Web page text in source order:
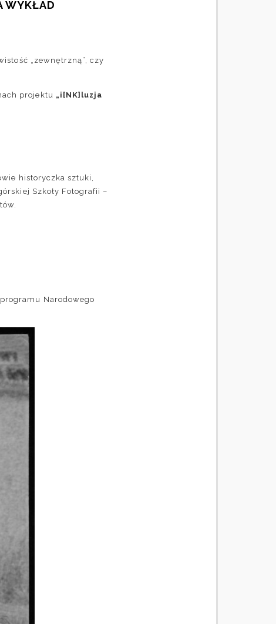
WYKŁAD
„zewnętrzną”, czy
projektu „i[NK]luzja
historyczka sztuki,
Szkoły Fotografii –
Narodowego